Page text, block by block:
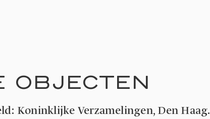
OBJECTEN
Koninklijke Verzamelingen, Den Haag.